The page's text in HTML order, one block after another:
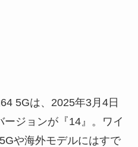
5Gは、2025年3月4日
ージョンが『14』。ワイ
や海外モデルにはすで